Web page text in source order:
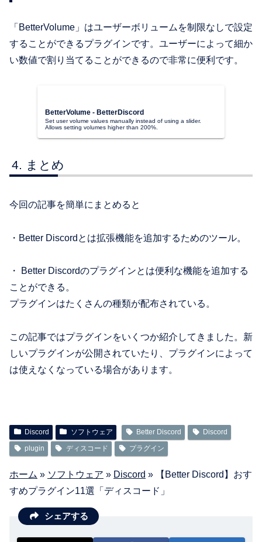
「BetterVolume」はユーザーボリュームを制限なしで設定
することができるプラグインです。ユーザーによって細か
い数値で割り当てることができるので非常に便利です。
BetterVolume - BetterDiscord
Set user volume values manually instead of using a slider.
Allows setting volumes higher than 200%.
まとめ
今回の記事を簡単にまとめると
・Better Discordとは拡張機能を追加するためのツール。
・ Better Discordのプラグインとは便利な機能を追加する
ことができる。
プラグインはたくさんの種類が配布されている。
この記事ではプラグインをいくつか紹介してきました。新
しいプラグインが公開されていたり、プラグインによって
は使えなくなっている場合があります。
Discord ソフトウェア Better Discord
Discord
plugin
ディスコード プラグイン
ホーム » ソフトウェア » Discord » 【Better Discord】おす
すめプラグイン11選「ディスコード」
シェアする